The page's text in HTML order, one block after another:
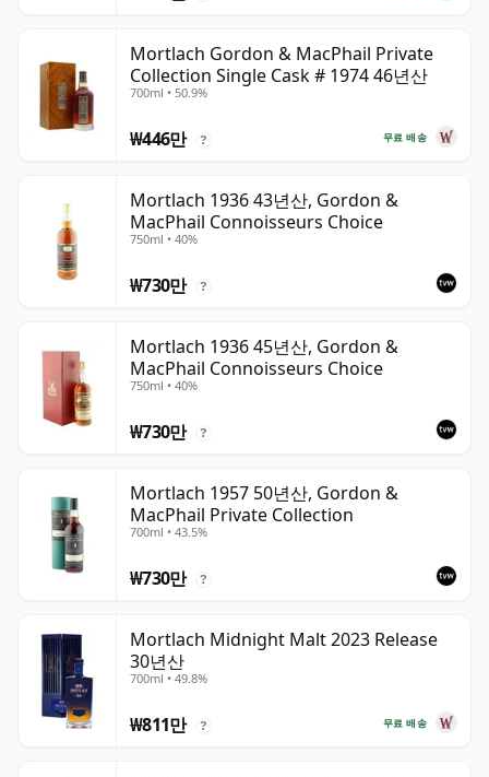
Mortlach Gordon & MacPhail Private
Collection Single Cask # 1974 46년산
700ml • 50.9%
무료 배송
₩446만 ?
Mortlach 1936 43년산, Gordon &
MacPhail Connoisseurs Choice
750ml • 40%
₩730만 ?
Mortlach 1936 45년산, Gordon &
MacPhail Connoisseurs Choice
750ml • 40%
₩730만 ?
Mortlach 1957 50년산, Gordon &
MacPhail Private Collection
700ml • 43.5%
₩730만 ?
Mortlach Midnight Malt 2023 Release
30년산
700ml • 49.8%
무료 배송
₩811만 ?